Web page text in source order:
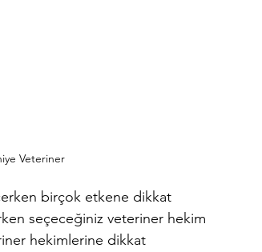
Veteriner
birçok etkene dikkat
seçeceğiniz veteriner hekim
hekimlerine dikkat